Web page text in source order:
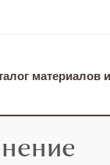
материалов